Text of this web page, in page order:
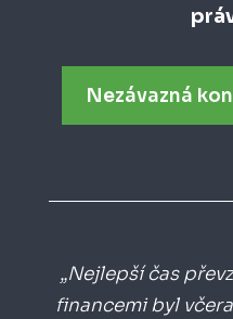
Nezávazná
„Nejlepší čas
financemi byl